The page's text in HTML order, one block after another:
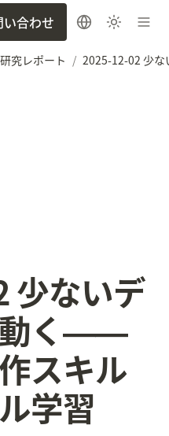
い合わせ
究レポート /
少ないデ
動く――
スキル
学習